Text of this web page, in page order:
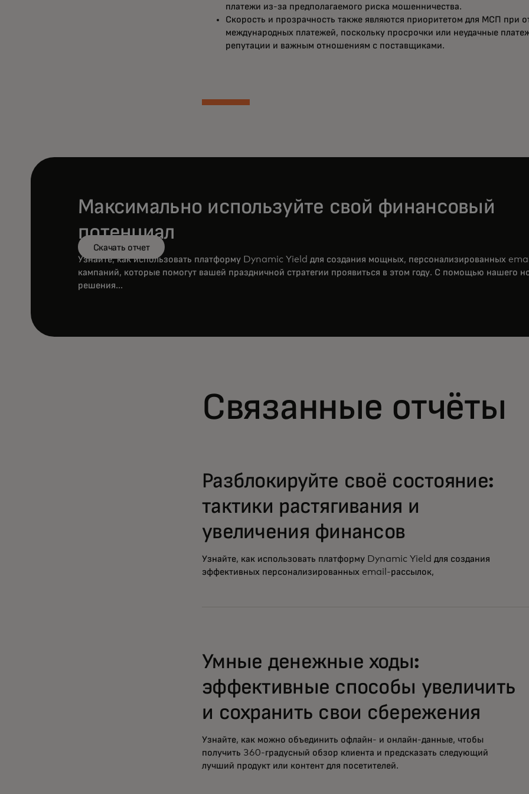
платежи из-за предполагаемого риска мошенничества.
Скорость и прозрачность также являются приоритетом для МСП при
международных платежей, поскольку просрочки или неудачные
репутации и важным отношениям с поставщиками.
Максимально используйте свой финансовый
потенциал
Узнайте, как использовать платформу Dynamic Yield для создания мощных, персонализированных
кампаний, которые помогут вашей праздничной стратегии проявиться в этом году. С помощью нашего
решения...
Скачать отчет
Связанные отчёты
Разблокируйте своё состояние:
тактики растягивания и
увеличения финансов
Узнайте, как использовать платформу Dynamic Yield для создания
эффективных персонализированных email-рассылок,
Умные денежные ходы:
эффективные способы увеличить
и сохранить свои сбережения
Узнайте, как можно объединить офлайн- и онлайн-данные, чтобы
получить 360-градусный обзор клиента и предсказать следующий
лучший продукт или контент для посетителей.